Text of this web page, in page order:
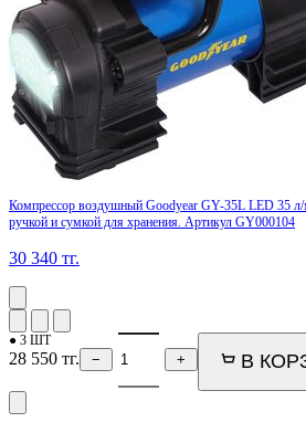
Компрессор воздушный Goodyear GY-35L LED 35
ручкой и сумкой для хранения. Артикул GY000104
30 340 тг.
● 3 ШТ
28 550 тг. − + В